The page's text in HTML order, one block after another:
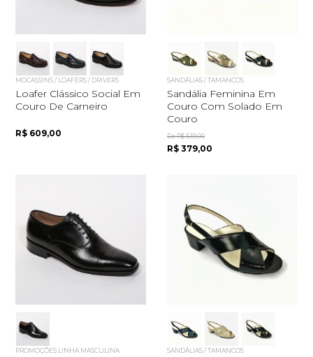
MOCASSINS / LOAFERS / DRIVERS
Loafer Clássico Social Em
Couro De Carneiro
R$ 609,00
SANDÁLIAS / TAMANCOS
Sandália Feminina Em
Couro Com Solado Em
Couro
De R$ 539,00
R$ 379,00
PROMOÇÕES LINHA MASCULINA SANDÁLIAS / TAMANCOS